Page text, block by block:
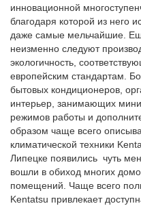
инновационной
благодаря которой из него
даже самые мельчайшие.
неизменно следуют
экологичность,
европейским стандартам.
бытовых кондиционеров,
интерьер, занимающих
режимов работы и
образом чаще всего
климатической техники
Липецке появились чуть
вошли в обиход многих
помещений. Чаще всего
Kentatsu привлекает